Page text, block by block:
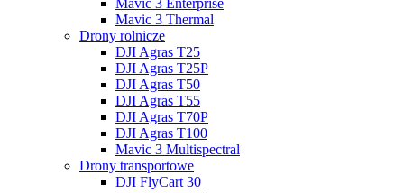
Mavic 3 Enterprise
Mavic 3 Thermal
Drony rolnicze
DJI Agras T25
DJI Agras T25P
DJI Agras T50
DJI Agras T55
DJI Agras T70P
DJI Agras T100
Mavic 3 Multispectral
Drony transportowe
DJI FlyCart 30